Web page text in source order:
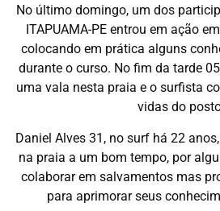
No último domingo, um dos
ITAPUAMA-PE entrou em ação
colocando em prática alguns
durante o curso. No fim da tarde
uma vala nesta praia e o surfista
vidas do
Daniel Alves 31, no surf há 22
na praia a um bom tempo, por
colaborar em salvamentos mas
para aprimorar seus